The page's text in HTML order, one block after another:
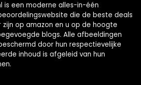
is een moderne alles-in-één
die de beste deals
op amazon en u op de hoogte
blogs. Alle afbeeldingen
door hun respectievelijke
inhoud is afgeleid van hun